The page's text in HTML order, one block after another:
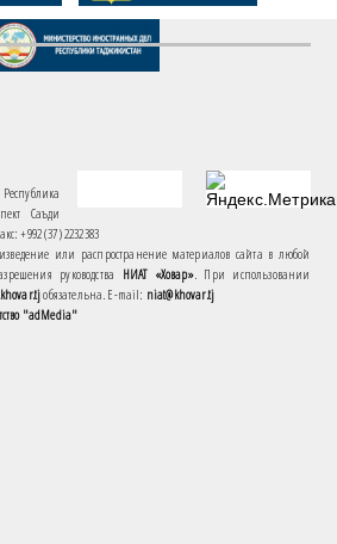
Саъди
+992 (37) 2232383
или распространение материалов сайта в любой
руководства НИАТ «Ховар». При использовании
обязательна. E-mail: niat@khovar.tj
"adMedia"